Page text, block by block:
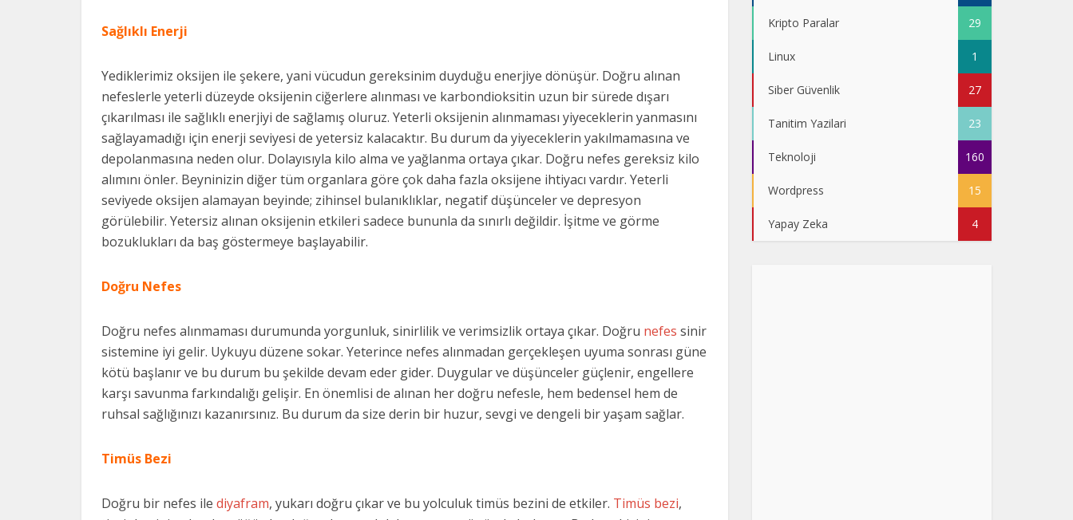
Sağlıklı Enerji
Yediklerimiz oksijen ile şekere, yani vücudun gereksinim duyduğu enerjiye dönüşür. Doğru alınan
nefeslerle yeterli düzeyde oksijenin ciğerlere alınması ve karbondioksitin uzun bir sürede dışarı
çıkarılması ile sağlıklı enerjiyi de sağlamış oluruz. Yeterli oksijenin alınmaması yiyeceklerin yanmasını
sağlayamadığı için enerji seviyesi de yetersiz kalacaktır. Bu durum da yiyeceklerin yakılmamasına ve
depolanmasına neden olur. Dolayısıyla kilo alma ve yağlanma ortaya çıkar. Doğru nefes gereksiz kilo
alımını önler. Beyninizin diğer tüm organlara göre çok daha fazla oksijene ihtiyacı vardır. Yeterli
seviyede oksijen alamayan beyinde; zihinsel bulanıklıklar, negatif düşünceler ve depresyon
görülebilir. Yetersiz alınan oksijenin etkileri sadece bununla da sınırlı değildir. İşitme ve görme
bozuklukları da baş göstermeye başlayabilir.
Doğru Nefes
Doğru nefes alınmaması durumunda yorgunluk, sinirlilik ve verimsizlik ortaya çıkar. Doğru nefes sinir
sistemine iyi gelir. Uykuyu düzene sokar. Yeterince nefes alınmadan gerçekleşen uyuma sonrası güne
kötü başlanır ve bu durum bu şekilde devam eder gider. Duygular ve düşünceler güçlenir, engellere
karşı savunma farkındalığı gelişir. En önemlisi de alınan her doğru nefesle, hem bedensel hem de
ruhsal sağlığınızı kazanırsınız. Bu durum da size derin bir huzur, sevgi ve dengeli bir yaşam sağlar.
Timüs Bezi
Doğru bir nefes ile diyafram, yukarı doğru çıkar ve bu yolculuk timüs bezini de etkiler. Timüs bezi,
Kripto Paralar 29
Linux 1
Siber Güvenlik 27
Tanitim Yazilari 23
Teknoloji 160
Wordpress 15
Yapay Zeka 4